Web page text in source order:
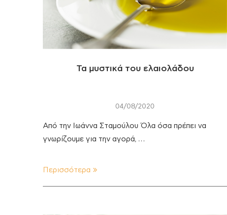
Τα μυστικά του ελαιολάδου
04/08/2020
Από την Ιωάννα Σταμούλου Όλα όσα πρέπει να
γνωρίζουμε για την αγορά, …
Περισσότερα